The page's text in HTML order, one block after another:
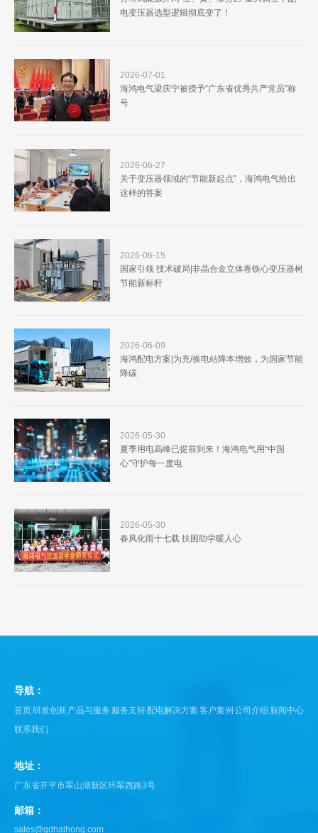
电变压器选型逻辑彻底变了！
2026-07-01
海鸿电气梁庆宁被授予“广东省优秀共产党员”称
号
2026-06-27
关于变压器领域的“节能新起点”，海鸿电气给出
这样的答案
2026-06-15
国家引领 技术破局|非晶合金立体卷铁心变压器树
节能新标杆
2026-06-09
海鸿配电方案|为充/换电站降本增效，为国家节能
降碳
2026-05-30
夏季用电高峰已提前到来！海鸿电气用“中国
心”守护每一度电
2026-05-30
春风化雨十七载 扶困助学暖人心
导航：
首页研发创新产品与服务 服务支持 配电解决方案 客户案例 公司介绍 新闻中心
联系我们
地址：
广东省开平市翠山湖新区环翠西路3号
邮箱：
sales@gdhaihong.com